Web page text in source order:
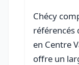
Chécy
référencés
en Centre
offre un